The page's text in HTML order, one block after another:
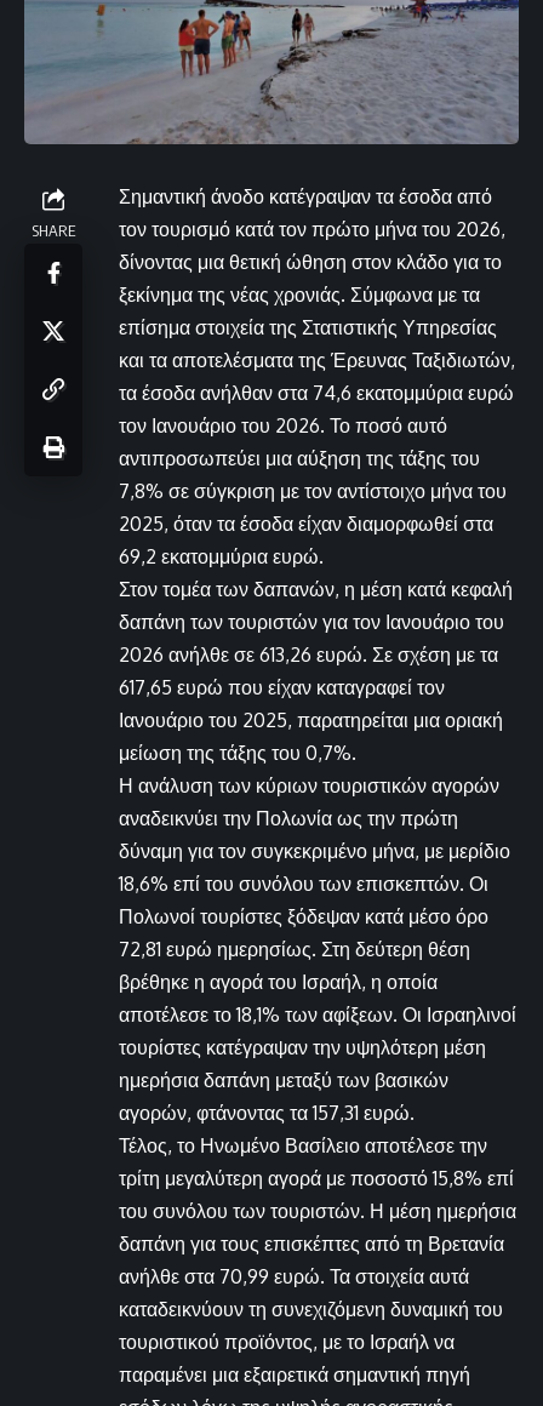
SHARE
Σημαντική άνοδο κατέγραψαν τα έσοδα από
τον τουρισμό κατά τον πρώτο μήνα του 2026,
δίνοντας μια θετική ώθηση στον κλάδο για το
ξεκίνημα της νέας χρονιάς. Σύμφωνα με τα
επίσημα στοιχεία της Στατιστικής Υπηρεσίας
και τα αποτελέσματα της Έρευνας Ταξιδιωτών,
τα έσοδα ανήλθαν στα 74,6 εκατομμύρια ευρώ
τον Ιανουάριο του 2026. Το ποσό αυτό
αντιπροσωπεύει μια αύξηση της τάξης του
7,8% σε σύγκριση με τον αντίστοιχο μήνα του
2025, όταν τα έσοδα είχαν διαμορφωθεί στα
69,2 εκατομμύρια ευρώ.
Στον τομέα των δαπανών, η μέση κατά κεφαλή
δαπάνη των τουριστών για τον Ιανουάριο του
2026 ανήλθε σε 613,26 ευρώ. Σε σχέση με τα
617,65 ευρώ που είχαν καταγραφεί τον
Ιανουάριο του 2025, παρατηρείται μια οριακή
μείωση της τάξης του 0,7%.
Η ανάλυση των κύριων τουριστικών αγορών
αναδεικνύει την Πολωνία ως την πρώτη
δύναμη για τον συγκεκριμένο μήνα, με μερίδιο
18,6% επί του συνόλου των επισκεπτών. Οι
Πολωνοί τουρίστες ξόδεψαν κατά μέσο όρο
72,81 ευρώ ημερησίως. Στη δεύτερη θέση
βρέθηκε η αγορά του Ισραήλ, η οποία
αποτέλεσε το 18,1% των αφίξεων. Οι Ισραηλινοί
τουρίστες κατέγραψαν την υψηλότερη μέση
ημερήσια δαπάνη μεταξύ των βασικών
αγορών, φτάνοντας τα 157,31 ευρώ.
Τέλος, το Ηνωμένο Βασίλειο αποτέλεσε την
τρίτη μεγαλύτερη αγορά με ποσοστό 15,8% επί
του συνόλου των τουριστών. Η μέση ημερήσια
δαπάνη για τους επισκέπτες από τη Βρετανία
ανήλθε στα 70,99 ευρώ. Τα στοιχεία αυτά
καταδεικνύουν τη συνεχιζόμενη δυναμική του
τουριστικού προϊόντος, με το Ισραήλ να
παραμένει μια εξαιρετικά σημαντική πηγή